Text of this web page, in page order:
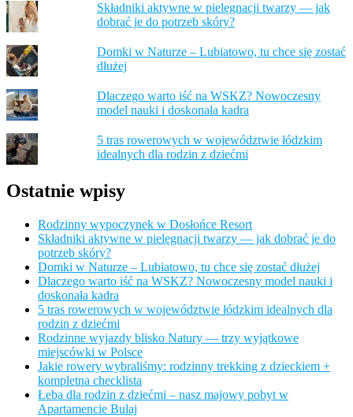
Składniki aktywne w pielęgnacji twarzy — jak
dobrać je do potrzeb skóry?
Domki w Naturze – Lubiatowo, tu chce się zostać
dłużej
Dlaczego warto iść na WSKZ? Nowoczesny
model nauki i doskonała kadra
5 tras rowerowych w województwie łódzkim
idealnych dla rodzin z dziećmi
Ostatnie wpisy
Rodzinny wypoczynek w Dosłońce Resort
Składniki aktywne w pielęgnacji twarzy — jak dobrać je do
potrzeb skóry?
Domki w Naturze – Lubiatowo, tu chce się zostać dłużej
Dlaczego warto iść na WSKZ? Nowoczesny model nauki i
doskonała kadra
5 tras rowerowych w województwie łódzkim idealnych dla
rodzin z dziećmi
Rodzinne wyjazdy blisko Natury — trzy wyjątkowe
miejscówki w Polsce
Jakie rowery wybraliśmy: rodzinny trekking z dzieckiem +
kompletna checklista
Łeba dla rodzin z dziećmi – nasz majowy pobyt w
Apartamencie Bulaj